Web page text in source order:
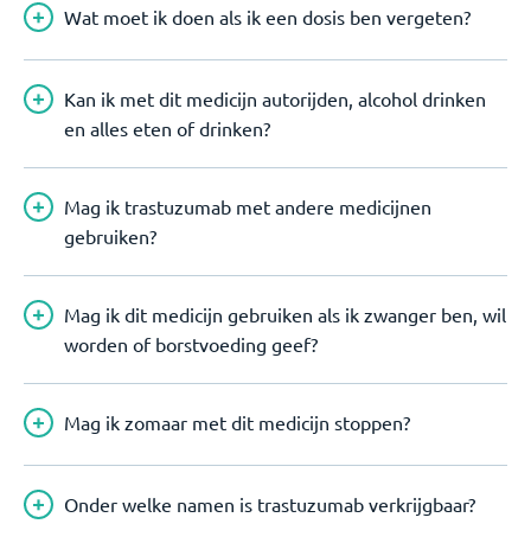
Wat moet ik doen als ik een dosis ben vergeten?
Kan ik met dit medicijn autorijden, alcohol drinken
en alles eten of drinken?
Mag ik trastuzumab met andere medicijnen
gebruiken?
Mag ik dit medicijn gebruiken als ik zwanger ben, wil
worden of borstvoeding geef?
Mag ik zomaar met dit medicijn stoppen?
Onder welke namen is trastuzumab verkrijgbaar?